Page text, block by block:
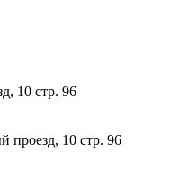
10 стр. 96
10 стр. 96